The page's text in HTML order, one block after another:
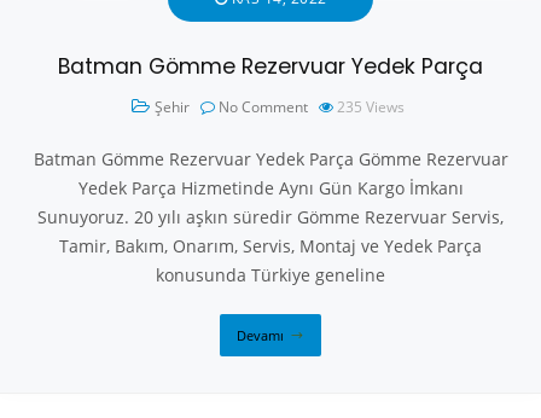
Batman Gömme Rezervuar Yedek Parça
Şehir No Comment 235 Views
Batman Gömme Rezervuar Yedek Parça Gömme Rezervuar
Yedek Parça Hizmetinde Aynı Gün Kargo İmkanı
Sunuyoruz. 20 yılı aşkın süredir Gömme Rezervuar Servis,
Tamir, Bakım, Onarım, Servis, Montaj ve Yedek Parça
konusunda Türkiye geneline
Devamı